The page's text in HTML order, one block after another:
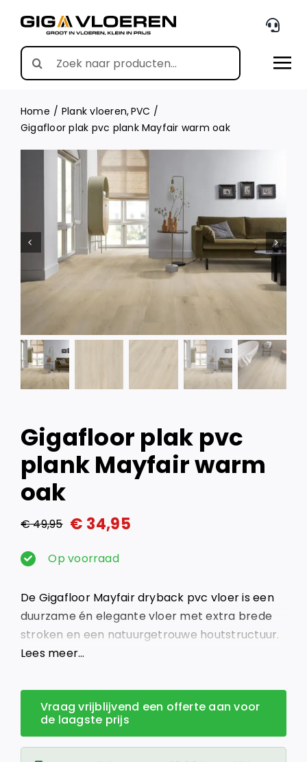
content
Search
for:
Home Plank vloeren PVC
Gigafloor plak pvc plank Mayfair warm oak
Gigafloor plak pvc
plank Mayfair warm
oak
€49,95
Oorspronkelijke
prijs
€ 49,95.
€ 34,95
Huidige
prijs
€ 34,95.
Op voorraad
De Gigafloor Mayfair dryback pvc vloer is een
duurzame én elegante vloer met extra brede
stroken en een natuurgetrouwe houtstructuur.
Ideaal voor wie luxe en milieu wil combineren.
Lees meer…
Vraag vrijblijvend een offerte aan voor
de laagste prijs